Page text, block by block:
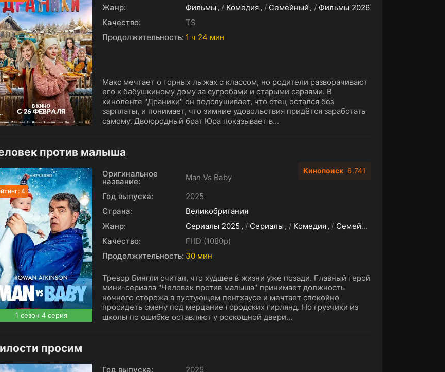
Жанр:
Фильмы / Комедия / Семейный / Фильмы 2026
Качество:
TS
Продолжительность: 1 ч 24 мин
Макс мечтает о горных лыжах с классом, но родители разворачивают
его к бабушкиному дому за сугробами и старыми сараями. В
киноленте "Драники" он подслушивает, что отец остался без
зарплаты, и понимает, что зимние удовольствия придётся заработать
самому. Двоюродный брат Юра показывает в...
против малыша
4
1 сезон 4 серия
Оригинальное
название:
Man Vs Baby
Год выпуска:
2025
Страна:
Великобритания
Жанр:
Сериалы 2025 / Сериалы / Комедия / Семейный
Качество:
FHD (1080p)
Продолжительность: 30 мин
Тревор Бингли считал, что худшее в жизни уже позади. Главный герой
мини-сериала "Человек против малыша" принимает должность
ночного сторожа в пустующем пентхаусе и мечтает спокойно
просидеть смену под мерцание городских гирлянд. Но грузчики из
школы по ошибке оставляют у роскошной двери...
Кинопоиск 6.741
просим
Год выпуска:
2025